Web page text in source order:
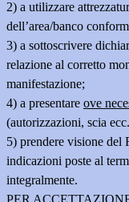
2) a utilizzare
dell’area/banco
3) a sottoscrivere
relazione al corretto
manifestazione;
4) a presentare ove
(autorizzazioni, scia
5) prendere visione del
indicazioni poste al
integralmente.